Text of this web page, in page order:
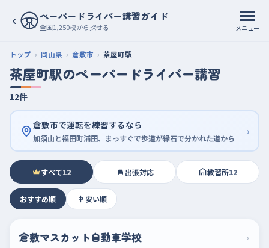
‹ ペーパードライバー講習ガイド
全国1,250校から探せる メニュー
トップ 岡山県 倉敷市 茶屋町駅
茶屋町駅のペーパードライバー講習
12件
倉敷市で運転を練習するなら
加須山と福田町浦田、まっすぐで歩道が縁石で分かれた道から ›
すべて12 出張対応 教習所12
おすすめ順 安い順
倉敷マスカット自動車学校 ›